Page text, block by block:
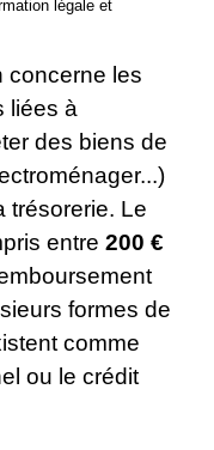
légale et
concerne les
liées à
des biens de
trésorerie. Le
entre 200 €
formes de
comme
ou le crédit